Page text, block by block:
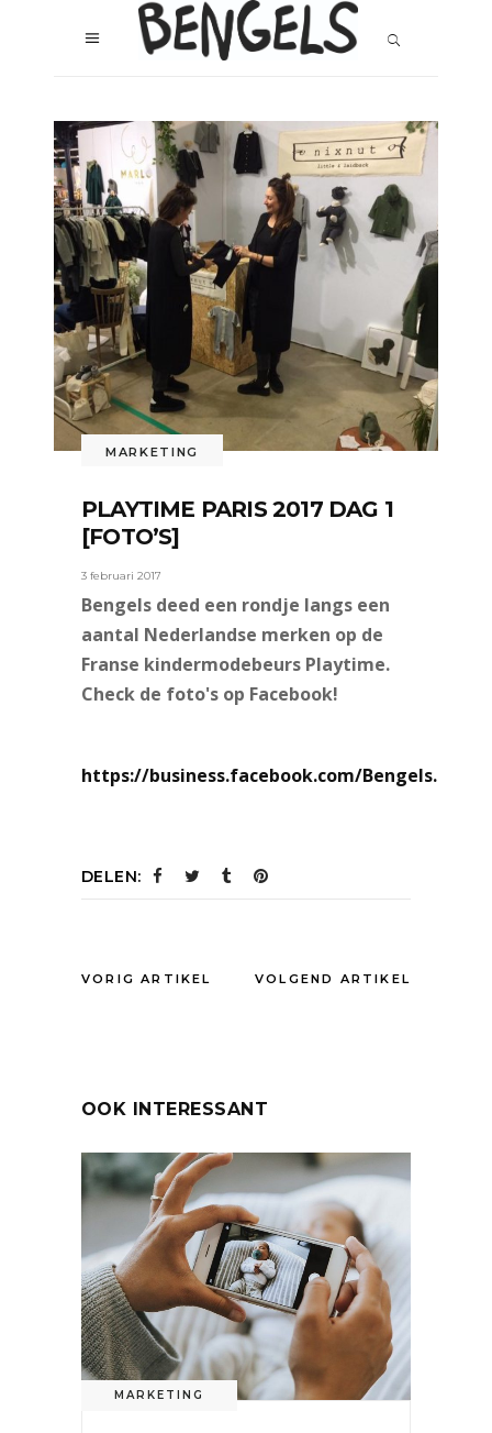
MARKETING
PLAYTIME PARIS 2017 DAG 1
[FOTO’S]
3 februari 2017
Bengels deed een rondje langs een
aantal Nederlandse merken op de
Franse kindermodebeurs Playtime.
Check de foto's op Facebook!
https://business.facebook.com/Bengels.nl/
DELEN:
VORIG ARTIKEL VOLGEND ARTIKEL
OOK INTERESSANT
MARKETING